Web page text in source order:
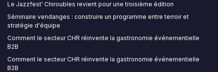
Le Jazzfest' Chiroubles revient pour une troisième édition
Séminaire vendanges : construire un programme entre terroir et
stratégie d'équipe
Comment le secteur CHR réinvente la gastronomie événementielle
B2B
Comment le secteur CHR réinvente la gastronomie événementielle
B2B